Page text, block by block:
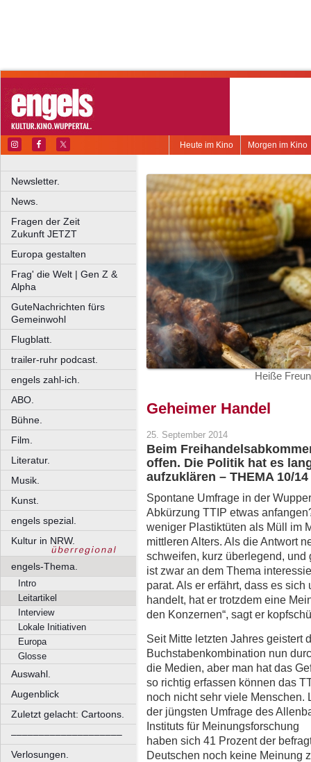
Morgen im Kino
Heute im Kino
Newsletter.
News.
Fragen der Zeit
Zukunft JETZT
Europa gestalten
Frag' die Welt | Gen Z &
Alpha
GuteNachrichten fürs
Gemeinwohl
Flugblatt.
trailer-ruhr podcast.
engels zahl-ich.
ABO.
Bühne.
Film.
Literatur.
Musik.
Kunst.
engels spezial.
Kultur in NRW.
engels-Thema.
Intro
Leitartikel
Interview
Lokale Initiativen
Europa
Glosse
Auswahl.
Augenblick
Zuletzt gelacht: Cartoons.
––––––––––––––––––––
Verlosungen.
Heiße
Geheimer Handel
25. September 2014
Beim
offen. Die Politik hat es
aufzuklären – THEMA 10/
Spontane Umfrage in der
Abkürzung TTIP etwas
weniger Plastiktüten als Müll im
mittleren Alters. Als die Antwort
schweifen, kurz überlegend,
ist zwar an dem Thema
parat. Als er erfährt, dass es
handelt, hat er trotzdem eine
den Konzernen“, sagt er
Seit Mitte letzten Jahres geistert
Buchstabenkombination nun
die Medien, aber man hat das
so richtig erfassen können das
noch nicht sehr viele Menschen.
der jüngsten Umfrage des
Instituts für Meinungsforschung
haben sich 41 Prozent der
Deutschen noch keine Meinung